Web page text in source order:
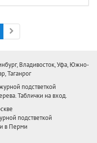
Вперед
Владивосток, Уфа, Южно-
Таганрог
подстветкой
Таблички на вход.
подстветкой
в Перми